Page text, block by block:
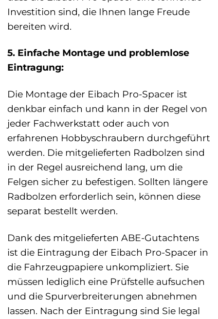
Investition sind, die Ihnen lange Freude
bereiten wird.
5. Einfache Montage und problemlose
Eintragung:
Die Montage der Eibach Pro-Spacer ist
denkbar einfach und kann in der Regel von
jeder Fachwerkstatt oder auch von
erfahrenen Hobbyschraubern durchgeführt
werden. Die mitgelieferten Radbolzen sind
in der Regel ausreichend lang, um die
Felgen sicher zu befestigen. Sollten längere
Radbolzen erforderlich sein, können diese
separat bestellt werden.
Dank des mitgelieferten ABE-Gutachtens
ist die Eintragung der Eibach Pro-Spacer in
die Fahrzeugpapiere unkompliziert. Sie
müssen lediglich eine Prüfstelle aufsuchen
und die Spurverbreiterungen abnehmen
lassen. Nach der Eintragung sind Sie legal